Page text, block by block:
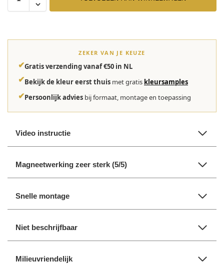
ZEKER VAN JE KEUZE
✔Gratis verzending vanaf €50 in NL
✔Bekijk de kleur eerst thuis met gratis kleursamples
✔Persoonlijk advies bij formaat, montage en toepassing
Video instructie
Magneetwerking zeer sterk (5/5)
Snelle montage
Niet beschrijfbaar
Milieuvriendelijk